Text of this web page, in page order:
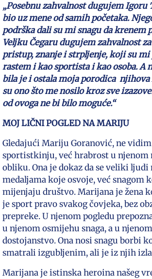
„Posebnu zahvalnost dugujem
bio uz mene od samih početaka.
podrška dali su mi snagu da krenem
Veljku Čegaru dugujem zahvalnost
pristup, znanje i strpljenje, koji su mi
rastem i kao sportista i kao osoba. A
bila je i ostala moja porodica njihova
su ono što me nosilo kroz sve
od ovoga ne bi bilo moguće.“
MOJ LIČNI POGLED NA MARIJU
Gledajući Mariju Goranović, ne
sportistkinju, već hrabrost u
obliku. Ona je dokaz da se veliki ljudi
medaljama koje osvoje, već snagom
mijenjaju društvo. Marijana je žena
je sport pravo svakog čovjeka, bez
prepreke. U njenom pogledu
u njenom osmijehu snaga, a u
dostojanstvo. Ona nosi snagu borbi
smatrali izgubljenim, ali je iz njih
Marijana je istinska heroina našeg